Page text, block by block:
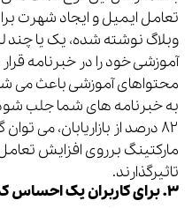
تعامل ایمیل و ایجاد شهرت
وبلاگ نوشته شده، یک یا
آموزشی خود را در خبرنامه
محتواهای آموزشی باعث می
به خبرنامه های شما جلب
۸۲ درصد از بازاریابان، می توان گفت که
مارکتینگ برروی افزایش تعامل
تاثیرگذارند.
۳. برای کاربران یک احساس کمبود و یا فوریت ایجاد کنید